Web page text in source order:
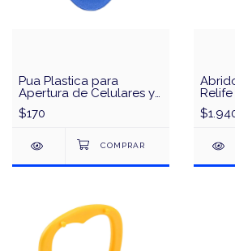
Pua Plastica para
Apertura de Celulares y
Tactiles
$170
Relife